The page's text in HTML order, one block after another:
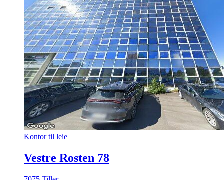
Kontor til leie
Vestre Rosten 78